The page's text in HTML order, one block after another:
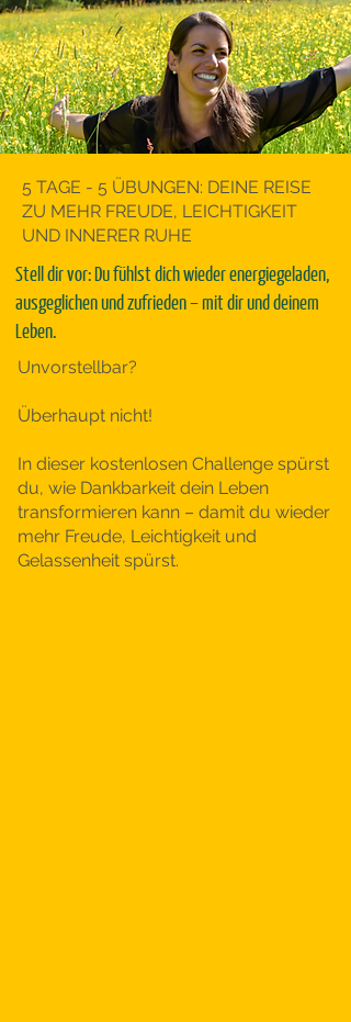
5 TAGE - 5 ÜBUNGEN: DEINE REISE
ZU MEHR FREUDE, LEICHTIGKEIT
UND INNERER RUHE
Stell dir vor: Du fühlst dich wieder energiegeladen,
ausgeglichen und zufrieden – mit dir und deinem
Leben.
Unvorstellbar?
Überhaupt nicht!
In dieser kostenlosen Challenge spürst
du, wie Dankbarkeit dein Leben
transformieren kann – damit du wieder
mehr Freude, Leichtigkeit und
Gelassenheit spürst.